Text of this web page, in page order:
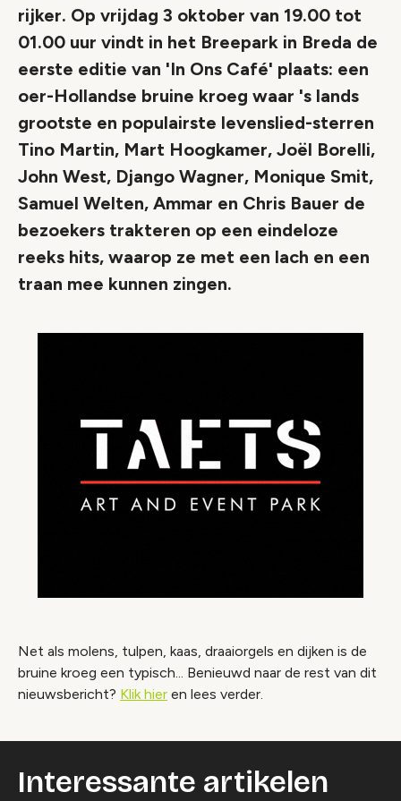
rijker. Op vrijdag 3 oktober van 19.00 tot
01.00 uur vindt in het Breepark in Breda de
eerste editie van 'In Ons Café' plaats: een
oer-Hollandse bruine kroeg waar 's lands
grootste en populairste levenslied-sterren
Tino Martin, Mart Hoogkamer, Joël Borelli,
John West, Django Wagner, Monique Smit,
Samuel Welten, Ammar en Chris Bauer de
bezoekers trakteren op een eindeloze
reeks hits, waarop ze met een lach en een
traan mee kunnen zingen.
Net als molens, tulpen, kaas, draaiorgels en dijken is de
bruine kroeg een typisch... Benieuwd naar de rest van dit
nieuwsbericht? Klik hier en lees verder.
Interessante artikelen